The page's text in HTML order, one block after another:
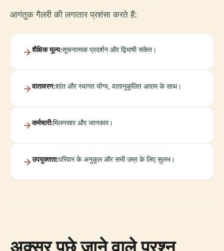
आगंतुक गैलरी की लगातार प्रशंसा करते हैं:
शैक्षिक मूल्य:सूचनात्मक प्रदर्शन और द्विभाषी संकेत।
वातावरण:शांत और स्वागत योग्य, वातानुकूलित आराम के साथ।
कर्मचारी:मिलनसार और जानकार।
उपयुक्तता:परिवार के अनुकूल और सभी उम्र के लिए सुलभ।